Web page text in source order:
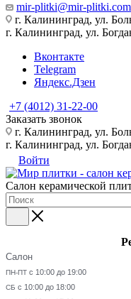
mir-plitki@mir-plitki.com
г. Калининград, ул.
г. Калининград, ул.
Вконтакте
Telegram
Яндекс.Дзен
+7 (4012) 31-22-00
Заказать звонок
г. Калининград, ул.
г. Калининград, ул.
Войти
Салон керамической
Салон
ПН-ПТ с 10:00 до 19:00
СБ с 10:00 до 18:00